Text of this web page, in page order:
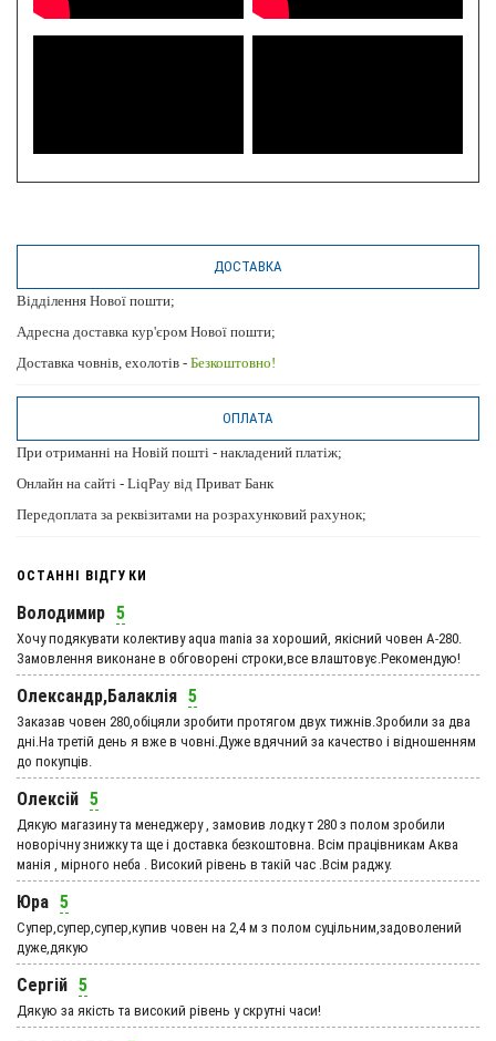
ДОСТАВКА
Відділення Нової пошти;
Адресна доставка кур'єром Нової пошти;
Доставка човнів, ехолотів - Безкоштовно!
ОПЛАТА
При отриманні на Новій пошті - накладений платіж;
Онлайн на сайті - LiqPay від Приват Банк
Передоплата за реквізитами на розрахунковий рахунок;
ОСТАННІ ВІДГУКИ
Володимир 5
Хочу подякувати колективу aqua mania за хороший, якісний човен А-280.
Замовлення виконане в обговорені строки,все влаштовує.Рекомендую!
Олександр,Балаклія 5
Заказав човен 280,обіцяли зробити протягом двух тижнів.Зробили за два
дні.На третій день я вже в човні.Дуже вдячний за качество і відношенням
до покупців.
Олексій 5
Дякую магазину та менеджеру , замовив лодку т 280 з полом зробили
новорічну знижку та ще і доставка безкоштовна. Всім працівникам Аква
манія , мірного неба . Високий рівень в такій час .Всім раджу.
Юра 5
Супер,супер,супер,купив човен на 2,4 м з полом суцільним,задоволений
дуже,дякую
Сергій 5
Дякую за якість та високий рівень у скрутні часи!